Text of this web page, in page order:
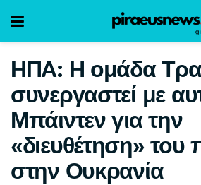
ΗΠΑ: Η ομάδα
συνεργαστεί με
Μπάιντεν για την
«διευθέτηση» του
στην Ουκρανία